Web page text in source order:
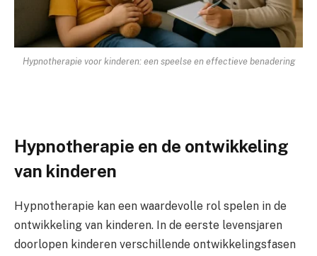
Hypnotherapie voor kinderen: een speelse en effectieve benadering
Hypnotherapie en de ontwikkeling
van kinderen
Hypnotherapie kan een waardevolle rol spelen in de
ontwikkeling van kinderen. In de eerste levensjaren
doorlopen kinderen verschillende ontwikkelingsfasen